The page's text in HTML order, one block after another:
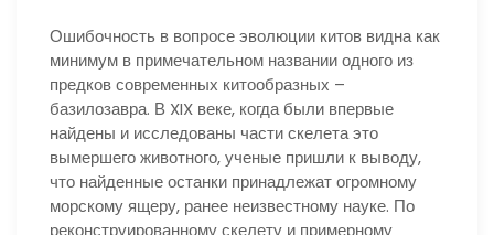
Ошибочность в вопросе эволюции китов видна как
минимум в примечательном названии одного из
предков современных китообразных –
базилозавра. В XIX веке, когда были впервые
найдены и исследованы части скелета это
вымершего животного, ученые пришли к выводу,
что найденные останки принадлежат огромному
морскому ящеру, ранее неизвестному науке. По
реконструированному скелету и примерному